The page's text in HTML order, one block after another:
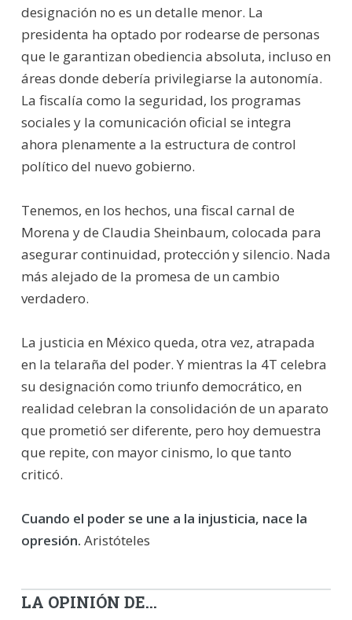
designación no es un detalle menor. La
presidenta ha optado por rodearse de personas
que le garantizan obediencia absoluta, incluso en
áreas donde debería privilegiarse la autonomía.
La fiscalía como la seguridad, los programas
sociales y la comunicación oficial se integra
ahora plenamente a la estructura de control
político del nuevo gobierno.
Tenemos, en los hechos, una fiscal carnal de
Morena y de Claudia Sheinbaum, colocada para
asegurar continuidad, protección y silencio. Nada
más alejado de la promesa de un cambio
verdadero.
La justicia en México queda, otra vez, atrapada
en la telaraña del poder. Y mientras la 4T celebra
su designación como triunfo democrático, en
realidad celebran la consolidación de un aparato
que prometió ser diferente, pero hoy demuestra
que repite, con mayor cinismo, lo que tanto
criticó.
Cuando el poder se une a la injusticia, nace la
opresión. Aristóteles
LA OPINIÓN DE...